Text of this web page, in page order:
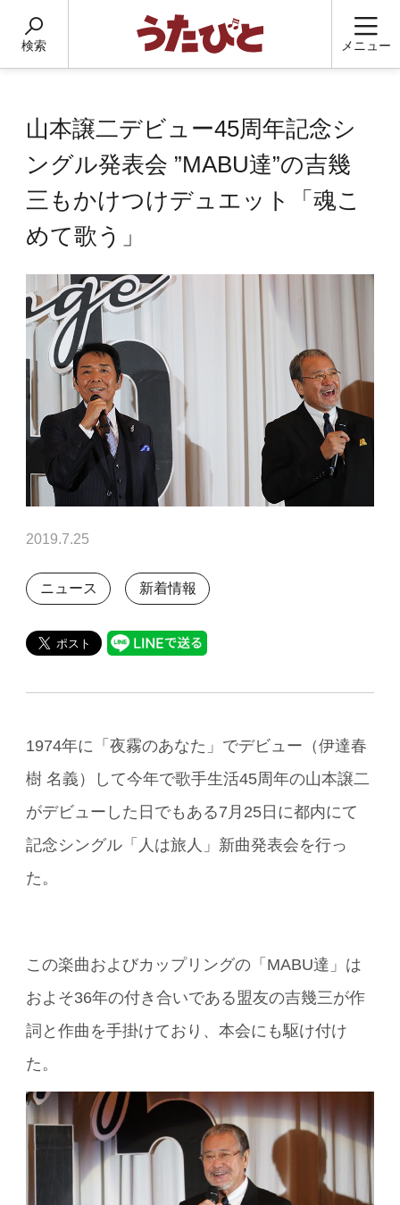
検索 メニュー
山本譲二デビュー45周年記念シ
ングル発表会 ”MABU達”の吉幾
三もかけつけデュエット「魂こ
めて歌う」
2019.7.25
ニュース 新着情報
1974年に「夜霧のあなた」でデビュー（伊達春
樹 名義）して今年で歌手生活45周年の山本譲二
がデビューした日でもある7月25日に都内にて
記念シングル「人は旅人」新曲発表会を行っ
た。
この楽曲およびカップリングの「MABU達」は
およそ36年の付き合いである盟友の吉幾三が作
詞と作曲を手掛けており、本会にも駆け付け
た。